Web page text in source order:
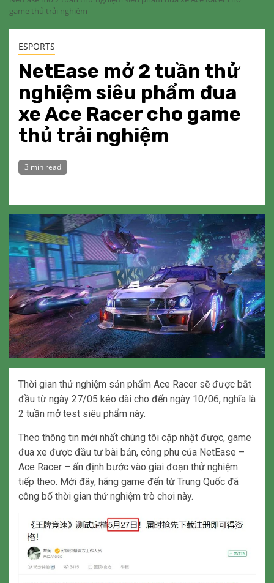
game thủ trải nghiệm
ESPORTS
NetEase mở 2 tuần thử
nghiệm siêu phẩm đua
xe Ace Racer cho game
thủ trải nghiệm
3 min read
Thời gian thử nghiệm sản phẩm Ace Racer sẽ được bắt
đầu từ ngày 27/05 kéo dài cho đến ngày 10/06, nghĩa là
2 tuần mở test siêu phẩm này.
Theo thông tin mới nhất chúng tôi cập nhật được, game
đua xe được đầu tư bài bản, công phu của NetEase –
Ace Racer – ấn định bước vào giai đoạn thử nghiệm
tiếp theo. Mới đây, hãng game đến từ Trung Quốc đã
công bố thời gian thử nghiệm trò chơi này.